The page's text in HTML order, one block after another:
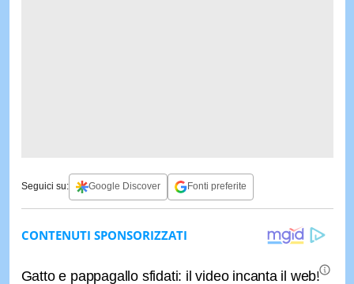
Seguici su: Google Discover Fonti preferite